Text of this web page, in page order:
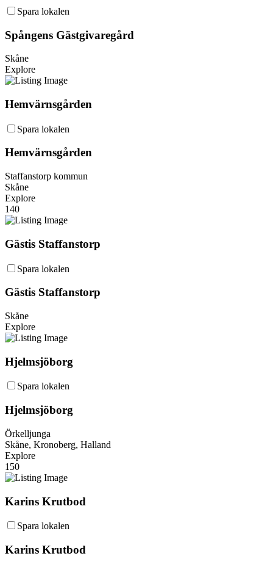
Spara lokalen
Spångens Gästgivaregård
Skåne
Explore
Hemvärnsgården
Spara lokalen
Hemvärnsgården
Staffanstorp kommun
Skåne
Explore
140
Gästis Staffanstorp
Spara lokalen
Gästis Staffanstorp
Skåne
Explore
Hjelmsjöborg
Spara lokalen
Hjelmsjöborg
Örkelljunga
Skåne, Kronoberg, Halland
Explore
150
Karins Krutbod
Spara lokalen
Karins Krutbod